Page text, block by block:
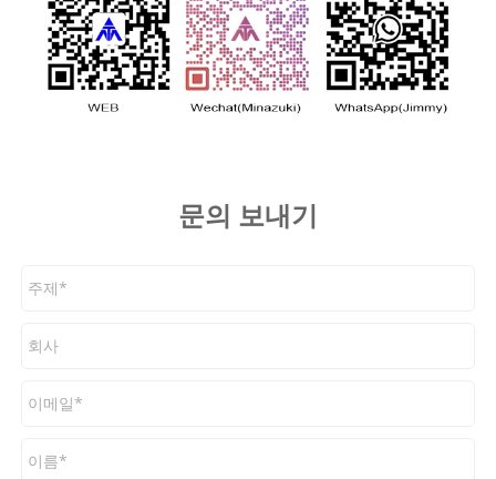
문의 보내기